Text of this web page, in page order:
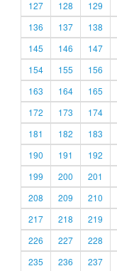
127
128 129
136
137 138
145
146 147
154
155 156
163
164 165
172
173 174
181
182 183
190
191 192
199
200 201
208
209 210
217
218 219
226
227 228
235
236 237